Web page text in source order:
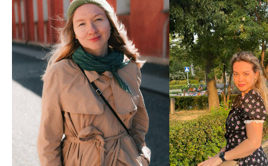
НАПИСАТЬ
© 2025 Все права защищены
График работы
Пн-пт, с 11:00 до 20:00
office@portugues.pt
Политика конфиденциальности